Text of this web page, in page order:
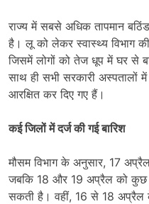
राज्य में सबसे अधिक तापमान
है। लू को लेकर स्वास्थ्य विभाग
जिसमें लोगों को तेज धूप में घर से
साथ ही सभी सरकारी अस्पतालों
आरक्षित कर दिए गए हैं।
कई जिलों में दर्ज की गई बारिश
मौसम विभाग के अनुसार, 17
जबकि 18 और 19 अप्रैल को कुछ
सकती है। वहीं, 16 से 18 अप्रैल